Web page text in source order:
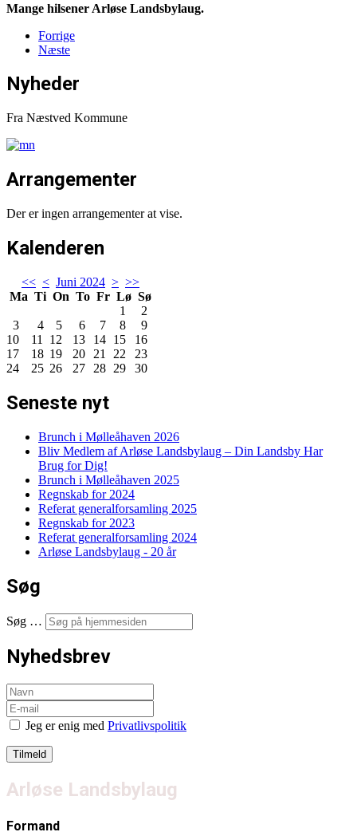
Mange hilsener Arløse Landsbylaug.
Forrige
Næste
Nyheder
Fra Næstved Kommune
Arrangementer
Der er ingen arrangementer at vise.
Kalenderen
<< < Juni 2024 > >>
Ma Ti On To Fr Lø Sø
1
2
3
4 5 6 7 8
9
10
11 12 13 14 15
16
17
18 19 20 21 22
23
24
25 26 27 28 29 30
Seneste nyt
Brunch i Mølleåhaven 2026
Bliv Medlem af Arløse Landsbylaug – Din Landsby Har
Brug for Dig!
Brunch i Mølleåhaven 2025
Regnskab for 2024
Referat generalforsamling 2025
Regnskab for 2023
Referat generalforsamling 2024
Arløse Landsbylaug - 20 år
Søg
Søg …
Nyhedsbrev
Jeg er enig med Privatlivspolitik
Arløse Landsbylaug
Formand